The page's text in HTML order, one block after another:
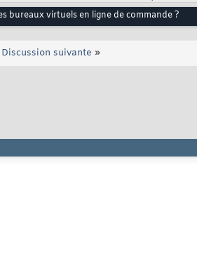
bureaux virtuels en ligne de commande ?
Discussion suivante »